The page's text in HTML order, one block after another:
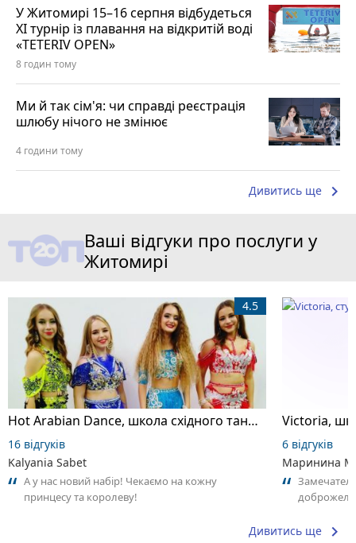
У Житомирі 15–16 серпня відбудеться
XI турнір із плавання на відкритій воді
«TETERIV OPEN»
8 годин тому
Ми й так сім'я: чи справді реєстрація
шлюбу нічого не змінює
4 години тому
Дивитись ще keyboard_arrow_right
Ваші відгуки про послуги у
Житомирі
Hot Arabian Dance, школа східного танцю
4.5
16 відгуків
Kalyania Sabet
А у нас новий набір! Чекаємо на кожну
принцесу та королеву!
6 відгуків
Маринина
Дивитись ще keyboard_arrow_right